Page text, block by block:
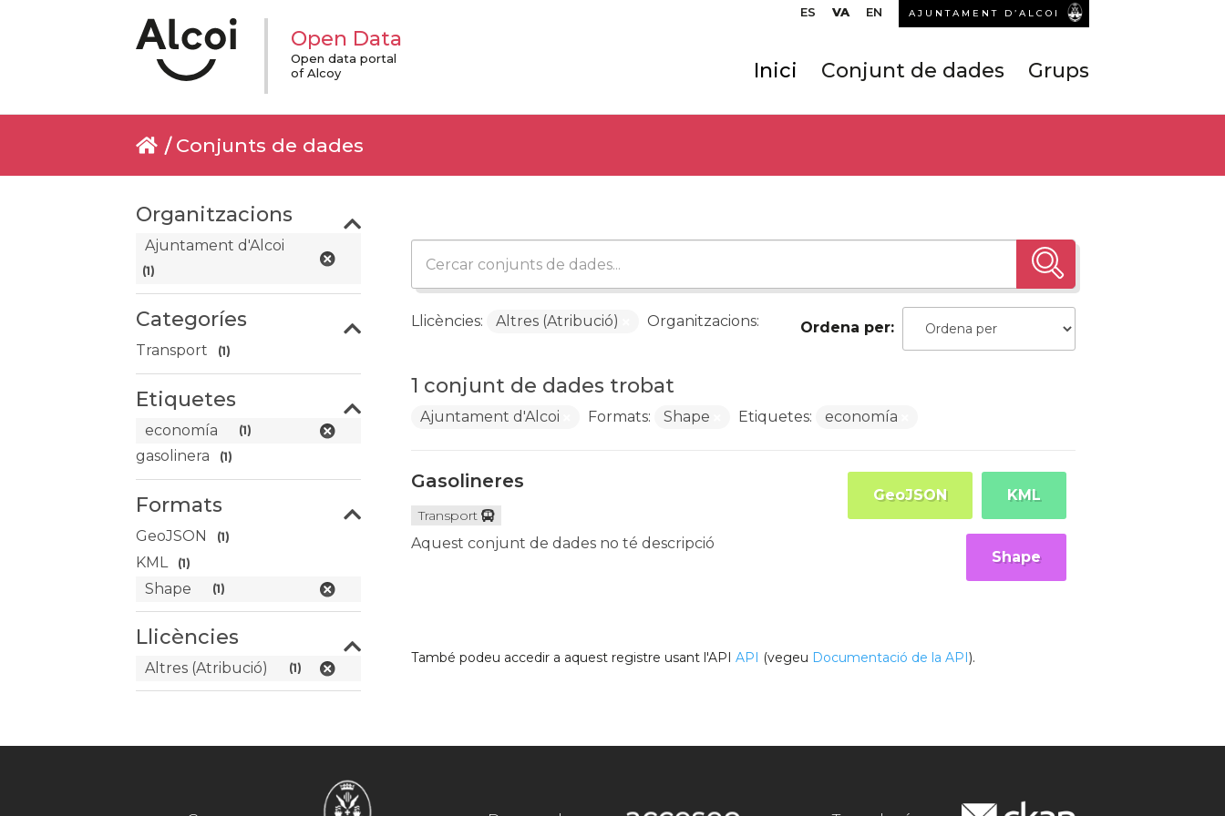
ES VA EN AJUNTAMENT D’ALCOI
Open Data
Open data portal
of Alcoy
Inici Conjunt de dades Grups
Conjunts de dades
Organitzacions
Ajuntament d'Alcoi
(1)
Categoríes
Transport (1)
Etiquetes
economía (1)
gasolinera (1)
Formats
GeoJSON (1)
KML (1)
Shape (1)
Llicències
Altres (Atribució) (1)
Ordena per
1 conjunt de dades trobat
Llicències: Altres (Atribució) Organitzacions:
Ajuntament d'Alcoi Formats: Shape Etiquetes: economía
Gasolineres
Transport
Aquest conjunt de dades no té descripció
KML
GeoJSON
Shape
També podeu accedir a aquest registre usant l'API API (vegeu Documentació de la API).